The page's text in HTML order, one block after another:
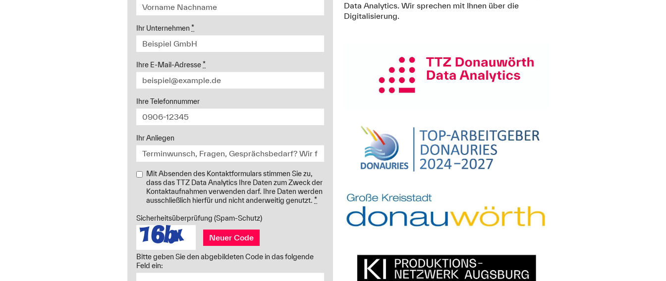
Ihr Unternehmen*
Ihre E-Mail-Adresse*
Ihre Telefonnummer
Ihr Anliegen
Mit Absenden des Kontaktformulars stimmen Sie zu,
dass das TTZ Data Analytics Ihre Daten zum Zweck der
Kontaktaufnahmen verwenden darf. Ihre Daten werden
ausschließlich hierfür und nicht anderweitig genutzt.*
Sicherheitsüberprüfung (Spam-Schutz)
Neuer Code
Bitte geben Sie den abgebildeten Code in das folgende
Feld ein:
Data Analytics. Wir sprechen mit Ihnen über die
Digitalisierung.